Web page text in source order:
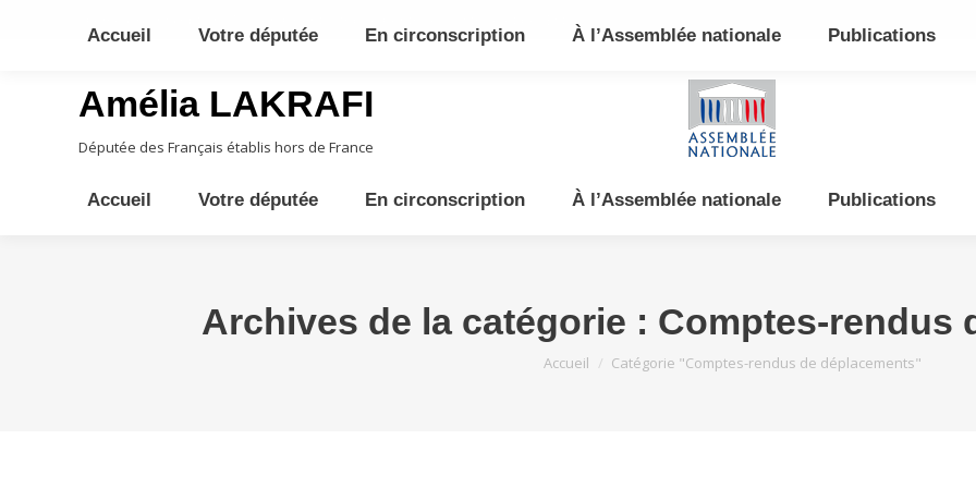
Amélia LAKRAFI
Députée des Français établis hors de France
Accueil Votre députée En circonscription À l’Assemblée nationale Publications
Archives de la catégorie : Comptes-rendus
Vous êtes ici :
Accueil Catégorie "Comptes-rendus de déplacements"
Accueil Votre députée En circonscription À l’Assemblée nationale Publications